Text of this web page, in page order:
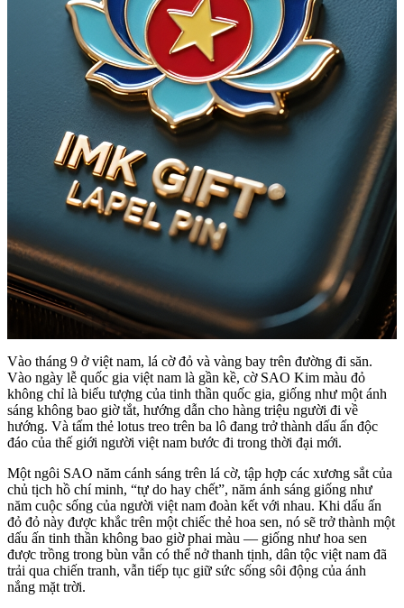
Vào tháng 9 ở việt nam, lá cờ đỏ và vàng bay trên đường đi săn.
Vào ngày lễ quốc gia việt nam là gần kề, cờ SAO Kim màu đỏ
không chỉ là biểu tượng của tinh thần quốc gia, giống như một ánh
sáng không bao giờ tắt, hướng dẫn cho hàng triệu người đi về
hướng. Và tấm thẻ lotus treo trên ba lô đang trở thành dấu ấn độc
đáo của thế giới người việt nam bước đi trong thời đại mới.
Một ngôi SAO năm cánh sáng trên lá cờ, tập hợp các xương sắt của
chủ tịch hồ chí minh, “tự do hay chết”, năm ánh sáng giống như
năm cuộc sống của người việt nam đoàn kết với nhau. Khi dấu ấn
đỏ đỏ này được khắc trên một chiếc thẻ hoa sen, nó sẽ trở thành một
dấu ấn tinh thần không bao giờ phai màu — giống như hoa sen
được trồng trong bùn vẫn có thể nở thanh tịnh, dân tộc việt nam đã
trải qua chiến tranh, vẫn tiếp tục giữ sức sống sôi động của ánh
nắng mặt trời.